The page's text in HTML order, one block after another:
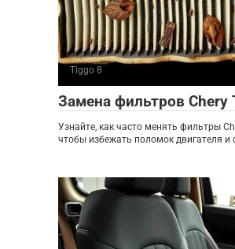
Tiggo 8
Замена фильтров Chery
Узнайте, как часто менять фильтры
чтобы избежать поломок двигателя и